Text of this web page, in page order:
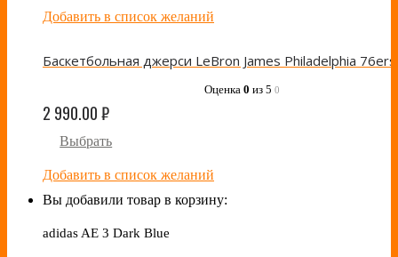
Добавить в список желаний
Оценка 0 из 5 0
2 990.00₽
Выбрать
Добавить в список желаний
Вы добавили товар в корзину:
adidas AE 3 Dark Blue